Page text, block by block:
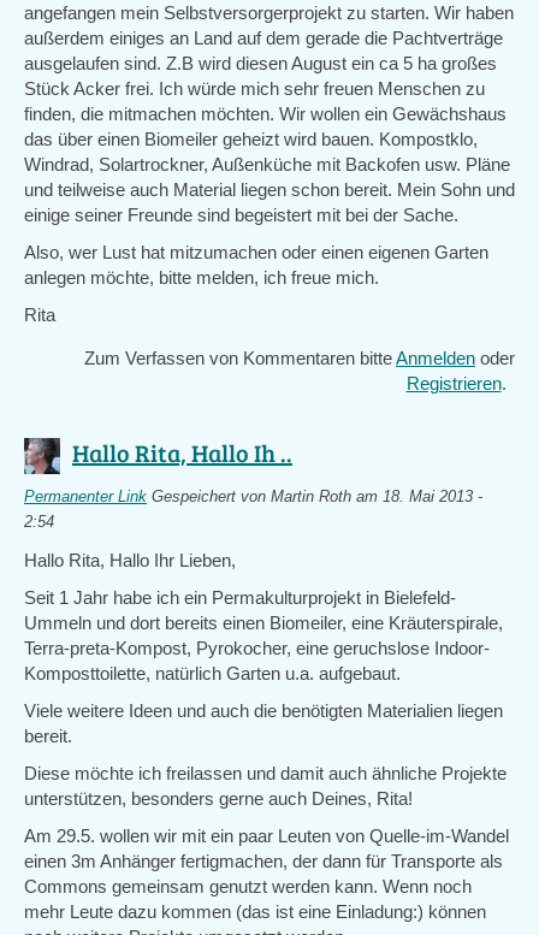
angefangen mein Selbstversorgerprojekt zu starten. Wir haben
außerdem einiges an Land auf dem gerade die Pachtverträge
ausgelaufen sind. Z.B wird diesen August ein ca 5 ha großes
Stück Acker frei. Ich würde mich sehr freuen Menschen zu
finden, die mitmachen möchten. Wir wollen ein Gewächshaus
das über einen Biomeiler geheizt wird bauen. Kompostklo,
Windrad, Solartrockner, Außenküche mit Backofen usw. Pläne
und teilweise auch Material liegen schon bereit. Mein Sohn und
einige seiner Freunde sind begeistert mit bei der Sache.
Also, wer Lust hat mitzumachen oder einen eigenen Garten
anlegen möchte, bitte melden, ich freue mich.
Rita
Zum Verfassen von Kommentaren bitteAnmelden oder
Registrieren.
Hallo Rita, Hallo Ih ..
Permanenter Link Gespeichert von Martin Roth am 18. Mai 2013 -
2:54
Hallo Rita, Hallo Ihr Lieben,
Seit 1 Jahr habe ich ein Permakulturprojekt in Bielefeld-
Ummeln und dort bereits einen Biomeiler, eine Kräuterspirale,
Terra-preta-Kompost, Pyrokocher, eine geruchslose Indoor-
Komposttoilette, natürlich Garten u.a. aufgebaut.
Viele weitere Ideen und auch die benötigten Materialien liegen
bereit.
Diese möchte ich freilassen und damit auch ähnliche Projekte
unterstützen, besonders gerne auch Deines, Rita!
Am 29.5. wollen wir mit ein paar Leuten von Quelle-im-Wandel
einen 3m Anhänger fertigmachen, der dann für Transporte als
Commons gemeinsam genutzt werden kann. Wenn noch
mehr Leute dazu kommen (das ist eine Einladung:) können